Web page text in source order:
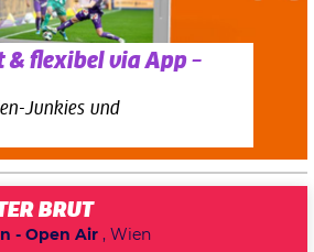
& flexibel via App –
Junkies und
BRUT
- Open Air , Wien